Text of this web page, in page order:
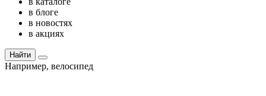
в блоге
в новостях
в акциях
Найти
Например, велосипед